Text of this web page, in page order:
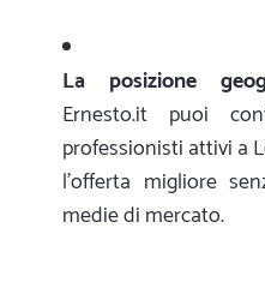
La posizione
Ernesto.it puoi
professionisti attivi a
l'offerta migliore
medie di mercato.